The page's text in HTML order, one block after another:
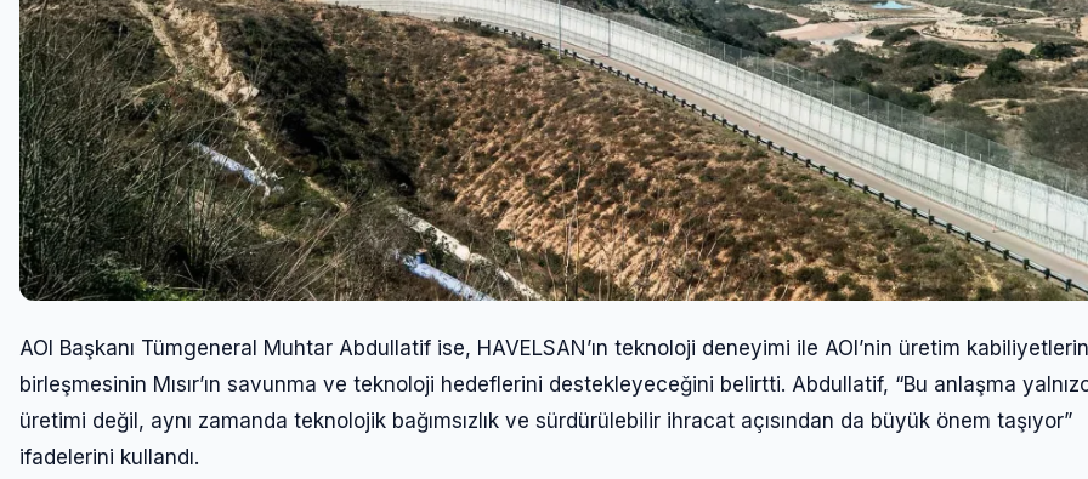
AOI Başkanı Tümgeneral Muhtar Abdullatif ise, HAVELSAN’ın teknoloji deneyimi ile AOI’nin üretim
birleşmesinin Mısır’ın savunma ve teknoloji hedeflerini destekleyeceğini belirtti. Abdullatif, “Bu anlaşma
üretimi değil, aynı zamanda teknolojik bağımsızlık ve sürdürülebilir ihracat açısından da büyük önem taşıyor”
ifadelerini kullandı.
Kullanıcı Adı veya E-posta
Şifre
Beni Hatırla Şifremi Unuttum
Giriş Yap